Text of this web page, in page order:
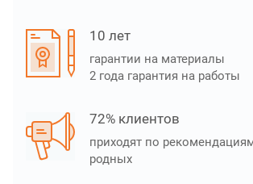
10 лет
гарантии на материалы
2 года гарантия на работы
72% клиентов
приходят по
родных